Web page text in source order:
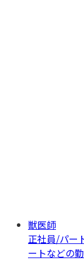
獣医師
正社員/パー
ートなどの